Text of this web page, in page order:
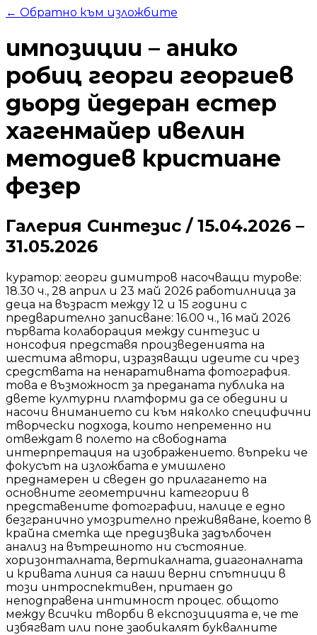
← Обратно към изложбите
импозиции – анико
робиц георги георгиев
дьорд йедеран естер
хагенмайер ивелин
методиев кристиане
фезер
Галерия Синтезис / 15.04.2026 –
31.05.2026
куратор: георги димитров насочващи турове:
18.30 ч., 28 април и 23 май 2026 работилница за
деца на възраст между 12 и 15 години с
предварително записване: 16.00 ч., 16 май 2026
първата колаборация между синтезис и
нонсофия представя произведенията на
шестима автори, изразяващи идеите си чрез
средствата на ненаративната фотография.
това е възможност за преданата публика на
двете културни платформи да се обедини и
насочи вниманието си към няколко специфични
творчески подхода, които непременно ни
отвеждат в полето на свободната
интерпретация на изображението. въпреки че
фокусът на изложбата е умишлено
преднамерен и сведен до прилагането на
основните геометрични категории в
представените фотографии, налице е едно
безгранично умозрително преживяване, което в
крайна сметка ще предизвика задълбочен
анализ на вътрешното ни състояние.
хоризонталната, вертикалната, диагоналната
и кривата линия са наши верни спътници в
този интроспективен, притаен до
неподправена интимност процес. общото
между всички творби в експозицията е, че те
избягват или поне заобикалят буквалните